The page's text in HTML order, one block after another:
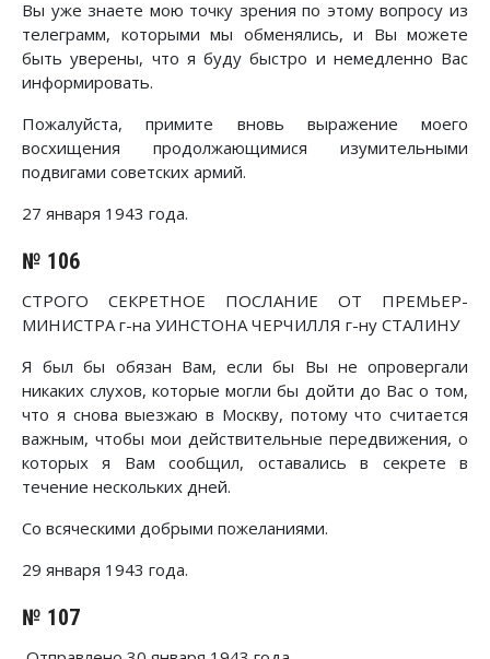
Вы уже знаете мою точку зрения по этому вопросу из
телеграмм, которыми мы обменялись, и Вы можете
быть уверены, что я буду быстро и немедленно Вас
информировать.
Пожалуйста, примите вновь выражение моего
восхищения продолжающимися изумительными
подвигами советских армий.
27 января 1943 года.
№ 106
СТРОГО СЕКРЕТНОЕ ПОСЛАНИЕ ОТ ПРЕМЬЕР-
МИНИСТРА г-на УИНСТОНА ЧЕРЧИЛЛЯ г-ну СТАЛИНУ
Я был бы обязан Вам, если бы Вы не опровергали
никаких слухов, которые могли бы дойти до Вас о том,
что я снова выезжаю в Москву, потому что считается
важным, чтобы мои действительные передвижения, о
которых я Вам сообщил, оставались в секрете в
течение нескольких дней.
Со всяческими добрыми пожеланиями.
29 января 1943 года.
№ 107